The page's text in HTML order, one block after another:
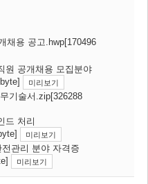
채용 공고.hwp[170496
원 공개채용 모집분야
미리보기
기술서.zip[326288
드 처리
미리보기
관리 분야 자격증
미리보기